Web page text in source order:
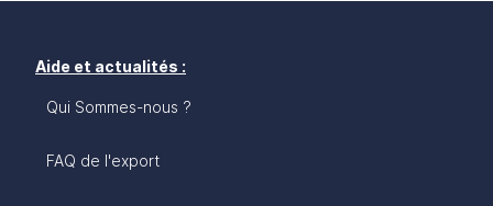
Aide et actualités :
Qui Sommes-nous ?
FAQ de l'export